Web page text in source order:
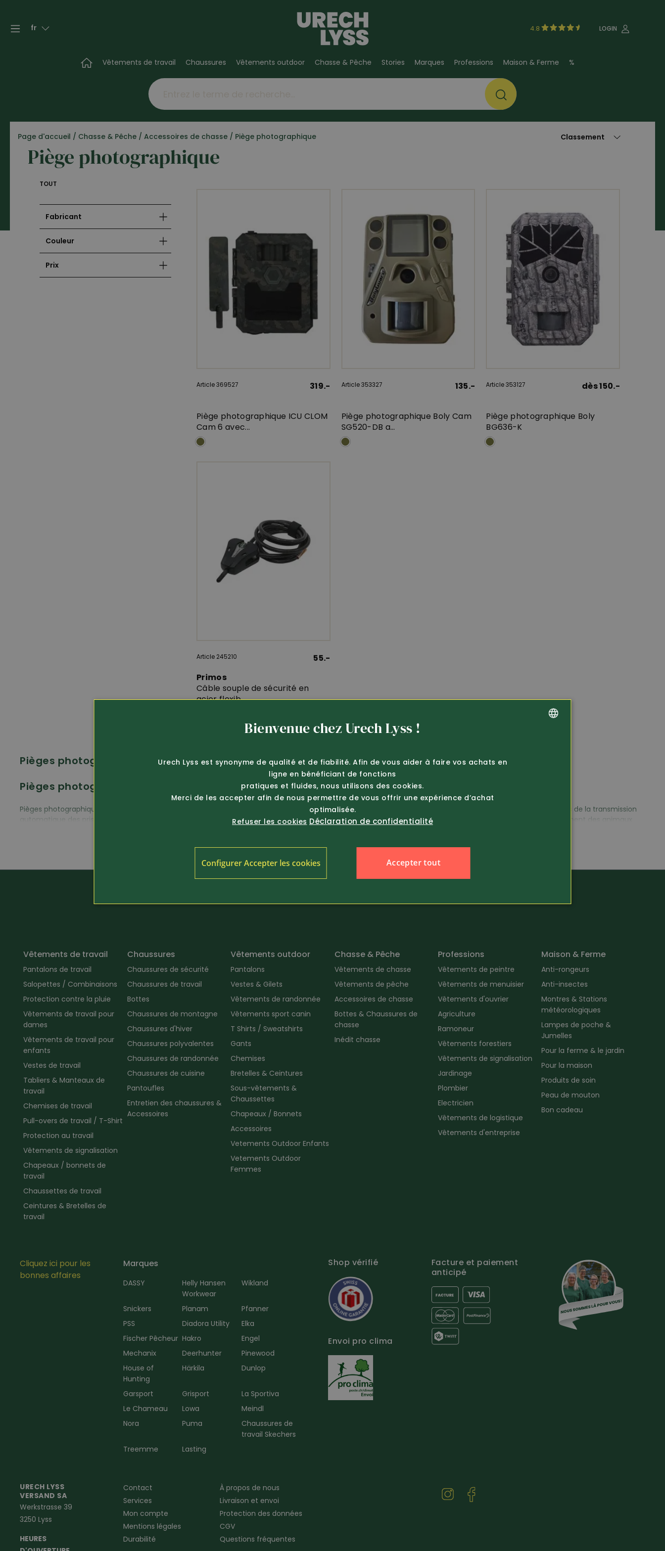
fr 4.8 LOGIN
Vêtements de travail Chaussures Vêtements outdoor Chasse & Pêche Stories Marques Professions Maison & Ferme %
Page d'accueil / Chasse & Pêche / Accessoires de chasse / Piège photographique
Piège photographique
TOUT
Fabricant
Couleur
Prix
Article 369527 319.-
Piège photographique ICU CLOM
Cam 6 avec...
Article 353327 135.-
Piège photographique Boly Cam
SG520-DB a...
Article 353127 dès 150.-
Piège photographique Boly
BG636-K
Article 245210
55.-
Primos
Câble souple de sécurité en
acier flexib...
Pièges photographiques compacts
Pièges photographiques ultra-compacts
Pièges photographiques ultra-compacts, avec écran couleur et commande facile pour la chasse et les missions d’observation. Certains modèles sont équipés de la transmission
automatique des prises de vue à un smartphone ou une tablette. Déclenchement rapide et boîtier résistant aux intempéries. Pour l’observation et le recensement des animaux
Utilisation des pièges photographiques au moyen de piles, d’un bloc d’alimentation ou avec un accumulateur pratique. Grâce à leurs différents capteurs, les pièges
Vêtements de travail
Pantalons de travail
Salopettes / Combinaisons
Protection contre la pluie
Vêtements de travail pour
dames
Vêtements de travail pour
enfants
Vestes de travail
Tabliers & Manteaux de
travail
Chemises de travail
Pull-overs de travail / T-Shirt
Protection au travail
Vêtements de signalisation
Chapeaux / bonnets de
travail
Chaussettes de travail
Ceintures & Bretelles de
travail
Chaussures
Chaussures de sécurité
Chaussures de travail
Bottes
Chaussures de montagne
Chaussures d'hiver
Chaussures polyvalentes
Chaussures de randonnée
Chaussures de cuisine
Pantoufles
Entretien des chaussures &
Accessoires
Vêtements outdoor
Pantalons
Vestes & Gilets
Vêtements de randonnée
Vêtements sport canin
T Shirts / Sweatshirts
Gants
Chemises
Bretelles & Ceintures
Sous-vêtements &
Chaussettes
Chapeaux / Bonnets
Accessoires
Vetements Outdoor Enfants
Vetements Outdoor
Femmes
Chasse & Pêche
Vêtements de chasse
Vêtements de pêche
Accessoires de chasse
Bottes & Chaussures de
chasse
Inédit chasse
Professions
Vêtements de peintre
Vêtements de menuisier
Vêtements d'ouvrier
Agriculture
Ramoneur
Vêtements forestiers
Vêtements de signalisation
Jardinage
Plombier
Electricien
Vêtements de logistique
Vêtements d'entreprise
Maison & Ferme
Anti-rongeurs
Anti-insectes
Montres & Stations
météorologiques
Lampes de poche &
Jumelles
Pour la ferme & le jardin
Pour la maison
Produits de soin
Peau de mouton
Bon cadeau
Cliquez ici pour les
bonnes affaires
Marques
DASSY
Helly Hansen
Workwear
Wikland
Snickers Planam
Pfanner
PSS
Diadora Utility
Elka
Fischer Pêcheur Hakro
Engel
Mechanix
Deerhunter
Pinewood
House of
Hunting
Härkila Dunlop
Garsport Grisport
La Sportiva
Le Chameau
Lowa
Meindl
Nora
Puma
Chaussures de
travail Skechers
Treemme
Lasting
Shop vérifié
Envoi pro clima
Facture et paiement
anticipé
URECH LYSS
VERSAND SA
Werkstrasse 39
3250 Lyss
HEURES
Contact
À propos de nous
Services
Livraison et envoi
Mon compte
Protection des données
Mentions légales
CGV
Durabilité
Questions fréquentes
Bienvenue chez Urech Lyss !
Urech Lyss est synonyme de qualité et de fiabilité. Afin de vous aider à faire vos achats en
ligne en bénéficiant de fonctions
pratiques et fluides, nous utilisons des cookies.
Merci de les accepter afin de nous permettre de vous offrir une expérience d’achat
optimalisée.
Refuser les cookies Déclaration de confidentialité
Accepter tout
Configurer Accepter les cookies